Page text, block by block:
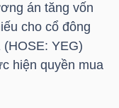
án tăng vốn
cho cổ đông
(HOSE: YEG)
hiện quyền mua